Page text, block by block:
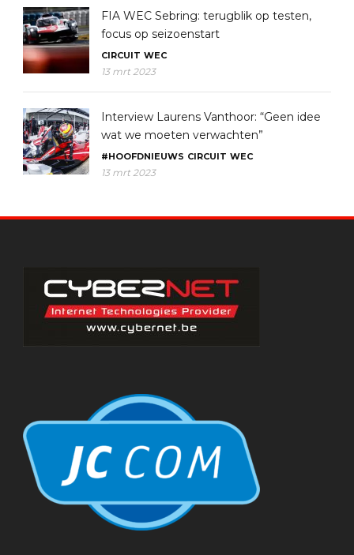
FIA WEC Sebring: terugblik op testen,
focus op seizoenstart
CIRCUIT WEC
13 mrt 2023
Interview Laurens Vanthoor: “Geen idee
wat we moeten verwachten”
#HOOFDNIEUWS CIRCUIT WEC
13 mrt 2023